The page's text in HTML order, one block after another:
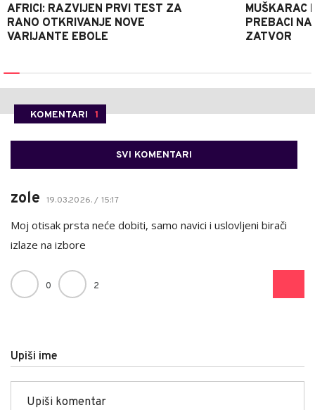
AFRICI: RAZVIJEN PRVI TEST ZA
RANO OTKRIVANJE NOVE
VARIJANTE EBOLE
MUŠKARAC
PREBACI
ZATVOR
KOMENTARI 1
SVI KOMENTARI
zole 19.03.2026. / 15:17
Moj otisak prsta neće dobiti, samo navici i uslovljeni birači
izlaze na izbore
0 2
Upiši ime